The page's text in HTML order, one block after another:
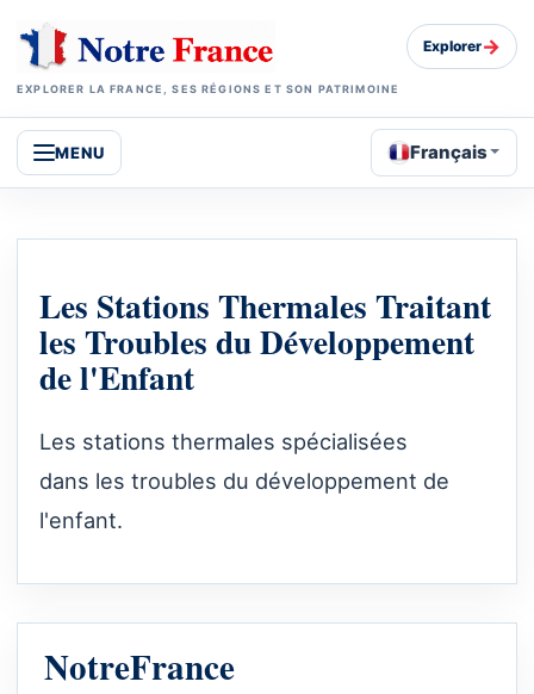
EXPLORER LA FRANCE, SES RÉGIONS ET SON PATRIMOINE
Explorer→
MENU Français
Les Stations Thermales Traitant
les Troubles du Développement
de l'Enfant
Les stations thermales spécialisées
dans les troubles du développement de
l'enfant.
NotreFrance